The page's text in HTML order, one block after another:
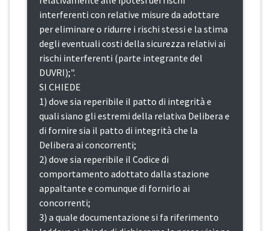
interferenti con relative misure da adottare
per eliminare o ridurre i rischi stessi e la stima
degli eventuali costi della sicurezza relativi ai
rischi interferenti (parte integrante del
DUVRI);".
SI CHIEDE
1) dove sia reperibile il patto di integrità e
quali siano gli estremi della relativa Delibera e
di fornire sia il patto di integrità che la
Delibera ai concorrenti;
2) dove sia reperibile il Codice di
comportamento adottato dalla stazione
appaltante e comunque di fornirlo ai
concorrenti;
3) a quale documentazione si fa riferimento